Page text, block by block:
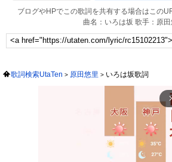
ブログやHPでこの歌詞を共有する場合はこの
曲名：いろは坂 歌手：原田
歌詞検索UtaTen 原田悠里 いろは坂歌詞